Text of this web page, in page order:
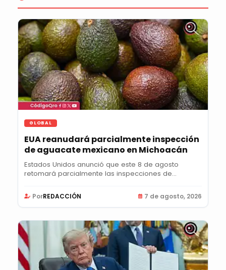
GLOBAL
EUA reanudará parcialmente inspección
de aguacate mexicano en Michoacán
Estados Unidos anunció que este 8 de agosto
retomará parcialmente las inspecciones de
PorREDACCIÓN 7 de agosto, 2026